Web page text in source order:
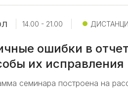
14.00 - 21.00
ошибки в
их исправления
семинара построена на